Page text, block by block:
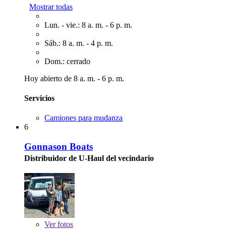
Mostrar todas
Lun. - vie.: 8 a. m. - 6 p. m.
Sáb.: 8 a. m. - 4 p. m.
Dom.: cerrado
Hoy abierto de 8 a. m. - 6 p. m.
Servicios
Camiones para mudanza
6
Gonnason Boats
Distribuidor de U-Haul del vecindario
Verfotos